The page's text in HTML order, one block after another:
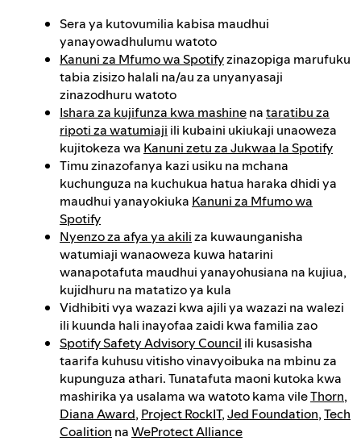
Sera ya kutovumilia kabisa maudhui
yanayowadhulumu watoto
Kanuni za Mfumo wa Spotifyzinazopiga marufuku
tabia zisizo halali na/au za unyanyasaji
zinazodhuru watoto
Ishara za kujifunza kwa mashinenataratibu za
ripoti za watumiaji ili kubaini ukiukaji unaoweza
kujitokeza wa Kanuni zetu za Jukwaa la Spotify
Timu zinazofanya kazi usiku na mchana
kuchunguza na kuchukua hatua haraka dhidi ya
maudhui yanayokiuka Kanuni za Mfumo wa
Spotify
Nyenzo za afya ya akiliza kuwaunganisha
watumiaji wanaoweza kuwa hatarini
wanapotafuta maudhui yanayohusiana na kujiua,
kujidhuru na matatizo ya kula
Vidhibiti vya wazazi kwa ajili ya wazazi na walezi
ili kuunda hali inayofaa zaidi kwa familia zao
Spotify Safety Advisory Council ili kusasisha
taarifa kuhusu vitisho vinavyoibuka na mbinu za
kupunguza athari. Tunatafuta maoni kutoka kwa
mashirika ya usalama wa watoto kama vileThorn,
Diana Award, Project RockIT,Jed Foundation,Tech
Coalition naWeProtect Alliance